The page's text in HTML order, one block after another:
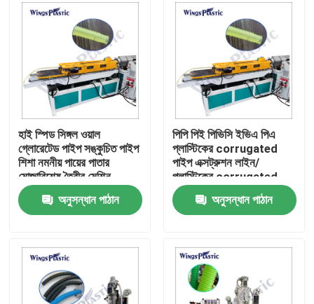
বাড়ি
পণ্য
আমাদের সম্পর্কে
হাই স্পিড সিঙ্গল ওয়াল
গ্লোরেটেড পাইপ সঙ্কুচিত পাইপ
শিশা নমনীয় পায়ের পাতার
মোজাবিশেষ তৈরীর মেশিন
অনুসন্ধান পাঠান
পিপি পিই পিভিসি ইভিএ পিএ
প্লাস্টিকের corrugated
পাইপ এক্সট্রুশন লাইন/
প্লাস্টিকের corrugated
পাইপ এক্সট্রুশন মেশিন
অনুসন্ধান পাঠান